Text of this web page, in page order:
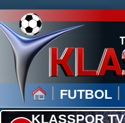
| FUTBOL |
KLASSPOR TV